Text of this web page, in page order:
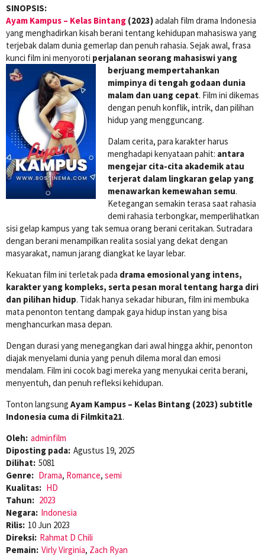
SINOPSIS:
Ayam Kampus – Kelas Bintang (2023)adalah film drama Indonesia
yang menghadirkan kisah berani tentang kehidupan mahasiswa yang
terjebak dalam dunia gemerlap dan penuh rahasia. Sejak awal, frasa
kunci film ini menyoroti perjalanan seorang mahasiswi yang
berjuang mempertahankan
mimpinya di tengah godaan dunia
malam dan uang cepat. Film ini dikemas
dengan penuh konflik, intrik, dan pilihan
hidup yang mengguncang.
Dalam cerita, para karakter harus
menghadapi kenyataan pahit: antara
mengejar cita-cita akademik atau
terjerat dalam lingkaran gelap yang
menawarkan kemewahan semu.
Ketegangan semakin terasa saat rahasia
demi rahasia terbongkar, memperlihatkan
sisi gelap kampus yang tak semua orang berani ceritakan. Sutradara
dengan berani menampilkan realita sosial yang dekat dengan
masyarakat, namun jarang diangkat ke layar lebar.
Kekuatan film ini terletak pada drama emosional yang intens,
karakter yang kompleks, serta pesan moral tentang harga diri
dan pilihan hidup. Tidak hanya sekadar hiburan, film ini membuka
mata penonton tentang dampak gaya hidup instan yang bisa
menghancurkan masa depan.
Dengan durasi yang menegangkan dari awal hingga akhir, penonton
diajak menyelami dunia yang penuh dilema moral dan emosi
mendalam. Film ini cocok bagi mereka yang menyukai cerita berani,
menyentuh, dan penuh refleksi kehidupan.
Tonton langsung Ayam Kampus – Kelas Bintang (2023) subtitle
Indonesia cuma di Filmkita21.
Oleh: adminfilm
Diposting pada: Agustus 19, 2025
Dilihat: 5081
Genre: Drama, Romance, semi
Kualitas: HD
Tahun: 2023
Negara: Indonesia
Rilis: 10 Jun 2023
Direksi: Rahmat D Chili
Pemain: Virly Virginia, Zach Ryan